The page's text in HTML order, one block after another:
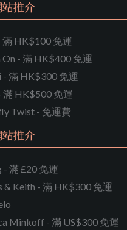
推介
滿 HK$100 免運
- 滿 HK$400 免運
- 滿 HK$300 免運
滿 HK$500 免運
Twist - 免運費
推介
滿 £20 免運
& Keith - 滿 HK$300 免運
Minkoff - 滿 US$300 免運